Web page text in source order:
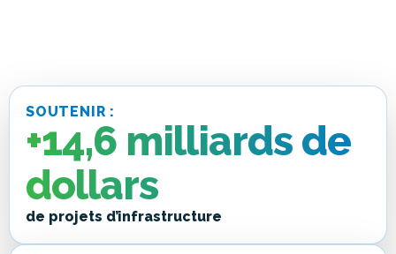
SOUTENIR :
+14,6 milliards de
dollars
de projets d’infrastructure